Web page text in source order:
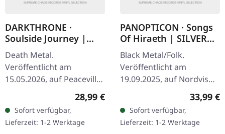
DARKTHRONE ·
Soulside Journey |
CLEAR LP
Death Metal.
Veröffentlicht am
15.05.2026, auf Peaceville
Records. Klares Vinyl im
Standard-Cover. Plastic
Head exklusive, limitierte
Auflage. Bevor…
Regulärer Preis:
28,99 €
Sofort verfügbar,
Lieferzeit: 1-2 Werktage
PANOPTICON · Songs
Of Hiraeth | SILVER
2LP
Black Metal/Folk.
Veröffentlicht am
19.09.2025, auf Nordvis
Produktion. Doppel-
Silver-Vinyl in Gatefold
Cover mit Poly-
Innenhüllen. Limitierte…
33,99 €
Sofort verfügbar,
Lieferzeit: 1-2 Werktage